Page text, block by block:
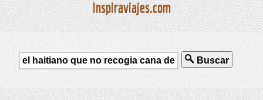
Inspiraviajes.com
Buscar